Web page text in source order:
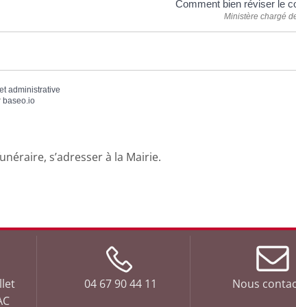
Comment bien réviser le
Ministère chargé
administrative
baseo.io
s’adresser à la Mairie.
04 67 90 44 11 Nous